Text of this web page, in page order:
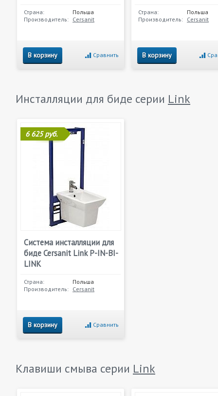
Страна:
Польша
Производитель: Cersanit
В корзину Сравнить
Страна:
Польша
Производитель: Cersanit
В корзину
Инсталляции для биде серии Link
6 625 руб.
Система инсталляции для
биде Cersanit Link P-IN-BI-
LINK
Страна:
Польша
Производитель: Cersanit
В корзину Сравнить
Клавиши смыва серии Link